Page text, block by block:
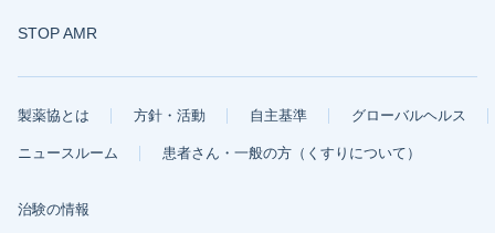
STOP AMR
製薬協とは 方針・活動 自主基準 グローバルヘルス
ニュースルーム 患者さん・一般の方（くすりについて）
治験の情報